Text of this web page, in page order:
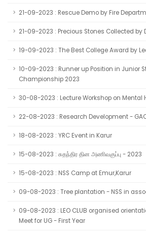
21-09-2023 : Rescue Demo by Fire
21-09-2023 : Precious Stones Collected
19-09-2023 : The Best College Award by
10-09-2023 : Runner up Position in Junior
Championship 2023
30-08-2023 : Lecture Workshop on Mental
22-08-2023 : Research Development -
18-08-2023 : YRC Event in Karur
15-08-2023 : சுதந்திர தின அணிவகுப்பு - 2023
15-08-2023 : NSS Camp at Emur,Karur
09-08-2023 : Tree plantation - NSS in
09-08-2023 : LEO CLUB organised
Meet for UG - First Year